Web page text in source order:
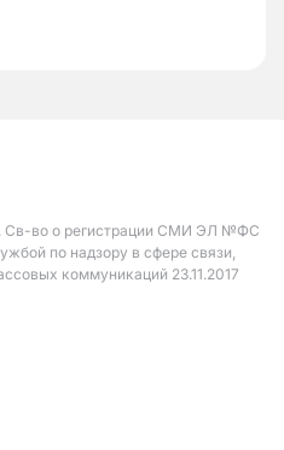
Св-во о регистрации СМИ ЭЛ №ФС
по надзору в сфере связи,
коммуникаций 23.11.2017